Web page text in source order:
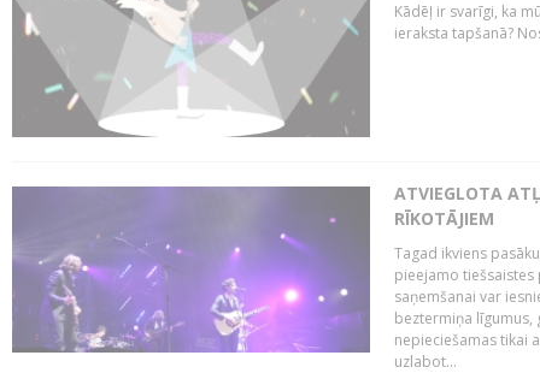
Kādēļ ir svarīgi, ka
ieraksta tapšanā?
ATVIEGLOTA
RĪKOTĀJIEM
Tagad ikviens
pieejamo tiešsaistes
saņemšanai var
beztermiņa līgumus,
nepieciešamas tikai
uzlabot...